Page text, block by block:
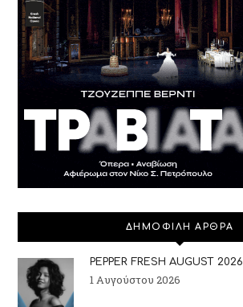
ΔΗΜΟΦΙΛΗ ΑΡΘΡΑ
PEPPER FRESH AUGUST 2026
1 Αυγούστου 2026